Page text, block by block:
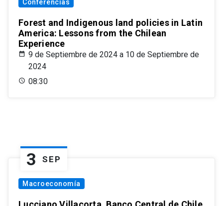
Conferencias
Forest and Indigenous land policies in Latin
America: Lessons from the Chilean
Experience
9 de Septiembre de 2024 a 10 de Septiembre de
2024
08:30
3 SEP
Macroeconomía